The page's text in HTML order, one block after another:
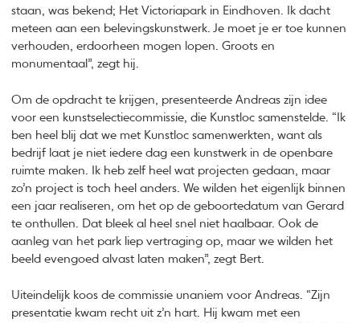
staan, was bekend; Het Victoriapark in Eindhoven. Ik dacht
meteen aan een belevingskunstwerk. Je moet je er toe kunnen
verhouden, erdoorheen mogen lopen. Groots en
monumentaal”, zegt hij.
Om de opdracht te krijgen, presenteerde Andreas zijn idee
voor een kunstselectiecommissie, die Kunstloc samenstelde. “Ik
ben heel blij dat we met Kunstloc samenwerkten, want als
bedrijf laat je niet iedere dag een kunstwerk in de openbare
ruimte maken. Ik heb zelf heel wat projecten gedaan, maar
zo’n project is toch heel anders. We wilden het eigenlijk binnen
een jaar realiseren, om het op de geboortedatum van Gerard
te onthullen. Dat bleek al heel snel niet haalbaar. Ook de
aanleg van het park liep vertraging op, maar we wilden het
beeld evengoed alvast laten maken”, zegt Bert.
Uiteindelijk koos de commissie unaniem voor Andreas. “Zijn
presentatie kwam recht uit z’n hart. Hij kwam met een